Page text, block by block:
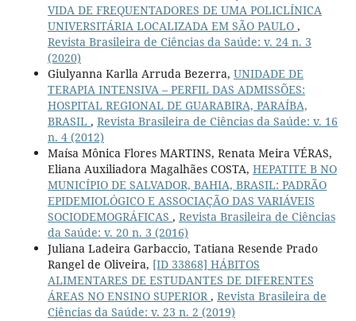
VIDA DE FREQUENTADORES DE UMA POLICLÍNICA
UNIVERSITÁRIA LOCALIZADA EM SÃO PAULO ,
Revista Brasileira de Ciências da Saúde: v. 24 n. 3
(2020)
Giulyanna Karlla Arruda Bezerra, UNIDADE DE
TERAPIA INTENSIVA – PERFIL DAS ADMISSÕES:
HOSPITAL REGIONAL DE GUARABIRA, PARAÍBA,
BRASIL , Revista Brasileira de Ciências da Saúde: v. 16
n. 4 (2012)
Maísa Mônica Flores MARTINS, Renata Meira VÉRAS,
Eliana Auxiliadora Magalhães COSTA, HEPATITE B NO
MUNICÍPIO DE SALVADOR, BAHIA, BRASIL: PADRÃO
EPIDEMIOLÓGICO E ASSOCIAÇÃO DAS VARIÁVEIS
SOCIODEMOGRÁFICAS , Revista Brasileira de Ciências
da Saúde: v. 20 n. 3 (2016)
Juliana Ladeira Garbaccio, Tatiana Resende Prado
Rangel de Oliveira, [ID 33868] HÁBITOS
ALIMENTARES DE ESTUDANTES DE DIFERENTES
ÁREAS NO ENSINO SUPERIOR, Revista Brasileira de
Ciências da Saúde: v. 23 n. 2 (2019)